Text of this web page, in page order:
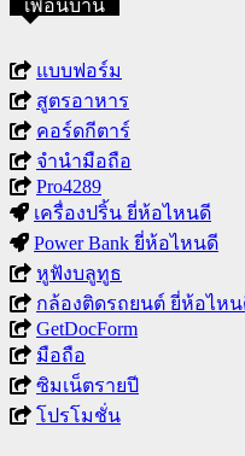
เพื่อนบ้าน
แบบฟอร์ม
สูตรอาหาร
คอร์ดกีตาร์
จำนำมือถือ
Pro4289
เครื่องปริ้น ยี่ห้อไหนดี
Power Bank ยี่ห้อไหนดี
หูฟังบลูทูธ
กล้องติดรถยนต์ ยี่ห้อไห
GetDocForm
มือถือ
ซิมเน็ตรายปี
โปรโมชั่น